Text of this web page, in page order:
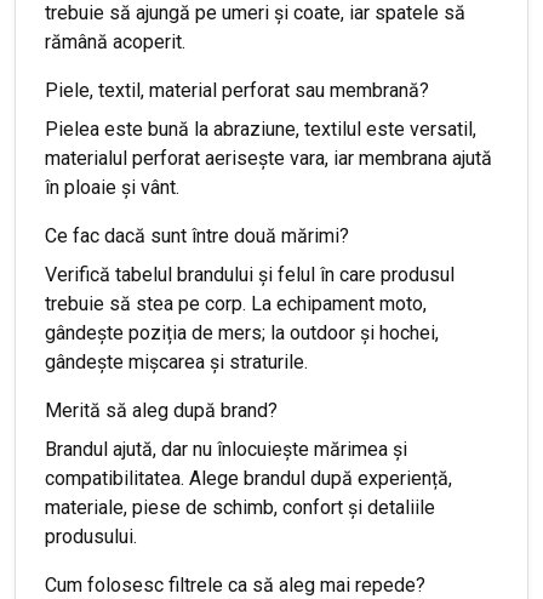
trebuie să ajungă pe umeri și coate, iar spatele să
rămână acoperit.
Piele, textil, material perforat sau membrană?
Pielea este bună la abraziune, textilul este versatil,
materialul perforat aerisește vara, iar membrana ajută
în ploaie și vânt.
Ce fac dacă sunt între două mărimi?
Verifică tabelul brandului și felul în care produsul
trebuie să stea pe corp. La echipament moto,
gândește poziția de mers; la outdoor și hochei,
gândește mișcarea și straturile.
Merită să aleg după brand?
Brandul ajută, dar nu înlocuiește mărimea și
compatibilitatea. Alege brandul după experiență,
materiale, piese de schimb, confort și detaliile
produsului.
Cum folosesc filtrele ca să aleg mai repede?